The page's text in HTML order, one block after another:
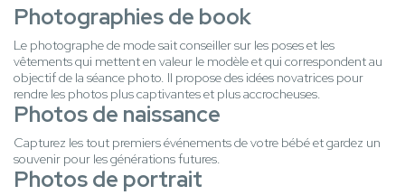
Photographies de book
Le photographe de mode sait conseiller sur les poses et les
vêtements qui mettent en valeur le modèle et qui correspondent au
objectif de la séance photo. Il propose des idées novatrices pour
rendre les photos plus captivantes et plus accrocheuses.
Photos de naissance
Capturez les tout premiers événements de votre bébé et gardez un
souvenir pour les générations futures.
Photos de portrait